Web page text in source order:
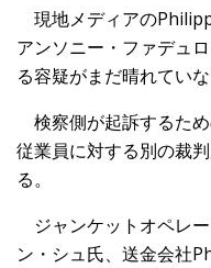
現地メディアの
アンソニー・ファデュ
る容疑がまだ晴れてい
検察側が起訴するた
従業員に対する別の裁
る。
ジャンケットオペレ
ン・シュ氏、送金会社